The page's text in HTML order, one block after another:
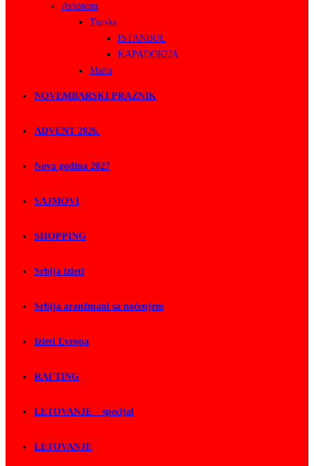
Avionom
Turska
ISTANBUL
KAPADOKIJA
Malta
NOVEMBARSKI PRAZNIK
ADVENT 2026.
Nova godina 2027
SAJMOVI
SHOPPING
Srbija izleti
Srbija aranžmani sa noćenjem
Izleti Evropa
RAFTING
LETOVANJE – specijal
LETOVANJE